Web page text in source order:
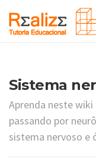
Sistema
Aprenda neste
passando por
sistema nervoso e